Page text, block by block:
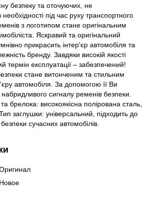
безпеку та оточуючих, не
під час руху транспортного
з логотипом стане оригінальним
Яскравий та оригінальний
прикрасить інтер'єр автомобіля та
бренду. Завдяки високій якості
термін експлуатації – забезпечений!
стане витонченим та стильним
автомобіля. За допомогою її Ви
сигналу ременів безпеки.
брелока: високоякісна полірована сталь,
заглушки: універсальний, підходить до
сучасних автомобілів.
Новое